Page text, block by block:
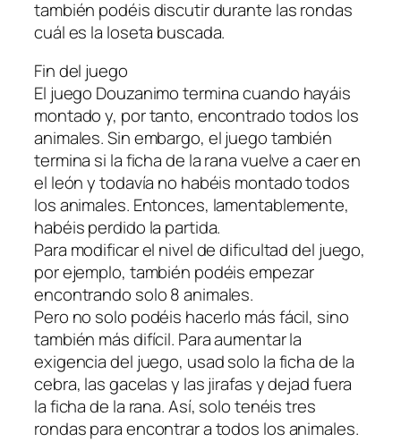
también podéis discutir durante las rondas
cuál es la loseta buscada.
Fin del juego
El juego Douzanimo termina cuando hayáis
montado y, por tanto, encontrado todos los
animales. Sin embargo, el juego también
termina si la ficha de la rana vuelve a caer en
el león y todavía no habéis montado todos
los animales. Entonces, lamentablemente,
habéis perdido la partida.
Para modificar el nivel de dificultad del juego,
por ejemplo, también podéis empezar
encontrando solo 8 animales.
Pero no solo podéis hacerlo más fácil, sino
también más difícil. Para aumentar la
exigencia del juego, usad solo la ficha de la
cebra, las gacelas y las jirafas y dejad fuera
la ficha de la rana. Así, solo tenéis tres
rondas para encontrar a todos los animales.